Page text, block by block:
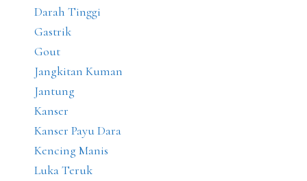
Darah Tinggi
Gastrik
Gout
Jangkitan Kuman
Jantung
Kanser
Kanser Payu Dara
Kencing Manis
Luka Teruk